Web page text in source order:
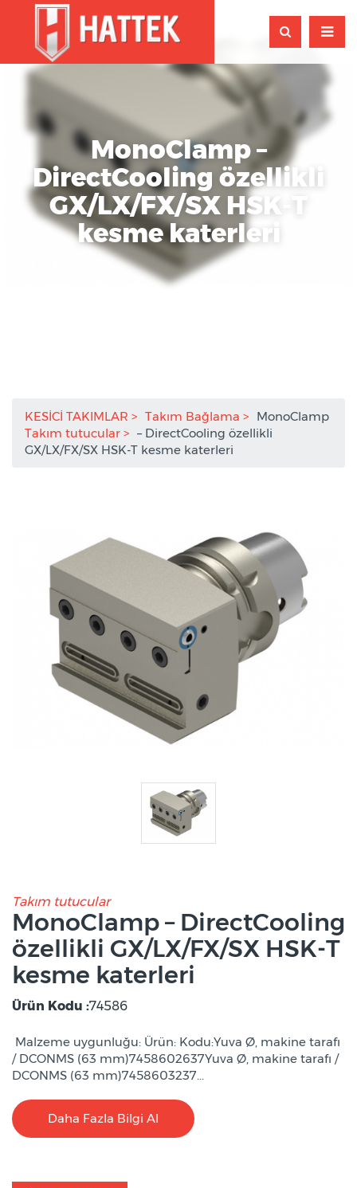
MonoClamp –
DirectCooling özellikli
GX/LX/FX/SX HSK-T
kesme katerleri
KESİCİ TAKIMLAR
Takım Bağlama
Takım tutucular
MonoClamp
– DirectCooling özellikli
GX/LX/FX/SX HSK-T kesme katerleri
Takım tutucular
MonoClamp – DirectCooling
özellikli GX/LX/FX/SX HSK-T
kesme katerleri
Ürün Kodu :74586
Malzeme uygunluğu: Ürün: Kodu:Yuva Ø, makine tarafı
/ DCONMS (63 mm)7458602637Yuva Ø, makine tarafı /
DCONMS (63 mm)7458603237...
Daha Fazla Bilgi Al